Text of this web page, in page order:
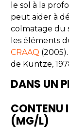
le sol à la
peut aider à
colmatage du
les éléments
CRAAQ
de Kuntze,
DANS UN
CONTENU
(MG/L)